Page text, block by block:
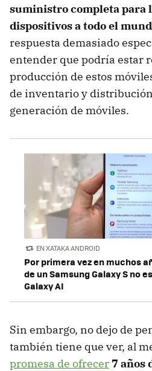
suministro completa para
dispositivos a todo el
respuesta demasiado
entender que podría estar
producción de estos
de inventario y
generación de móviles.
EN XATAKA ANDROID
Por primera vez en muchos
de un Samsung Galaxy S no
Galaxy AI
Sin embargo, no dejo de
también tiene que ver, al
promesa de ofrecer 7 años